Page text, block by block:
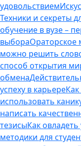
удовольствием
Техники и секреты
обучение в вузе –
выбораОраторское
можно решить
способ открытия
обмена
успеху в карьере
использовать
написать
тезисыКак
методики для